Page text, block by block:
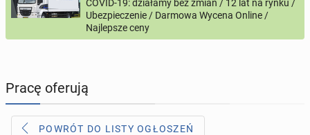
USŁUGI 169ogłoszeń online
KUPIĘ & SPRZEDAM
TOWARZYSKIE
COVID-19: działamy bez zmian / 12 lat na rynku /
Ubezpieczenie / Darmowa Wycena Online /
Najlepsze ceny
Pracę oferują
POWRÓT DO LISTY OGŁOSZEŃ